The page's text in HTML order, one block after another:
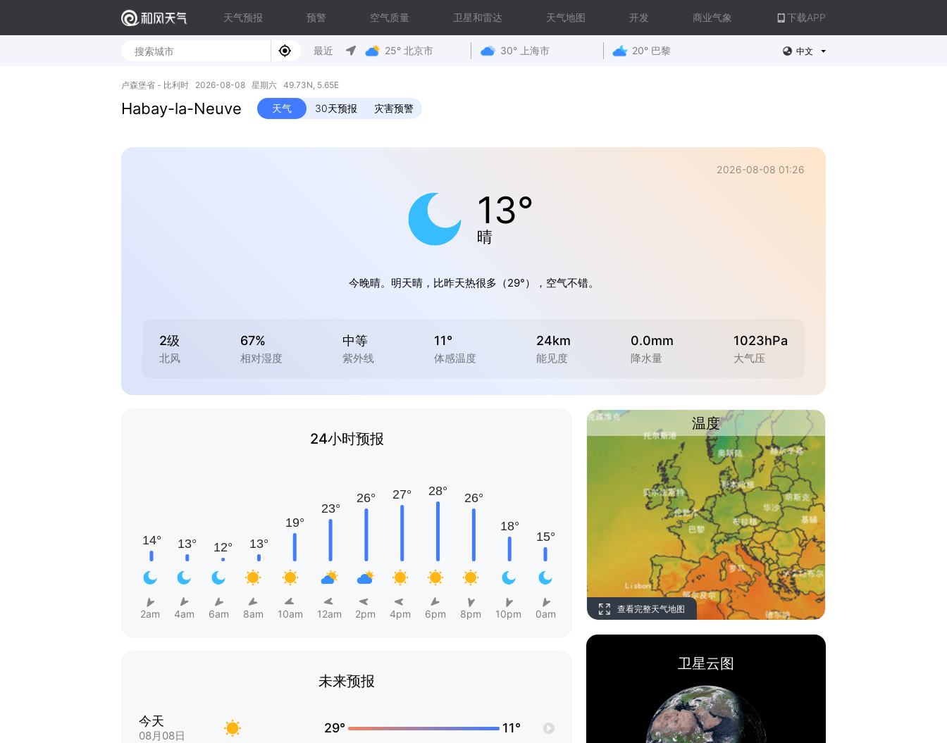
天气预报 预警 空气质量 卫星和雷达 天气地图 开发 商业气象 下载APP
最近 25° 北京市 30° 上海市 20° 巴黎 中文
卢森堡省 - 比利时 2026-08-08 星期六 49.73N, 5.65E
Habay-la-Neuve 天气 30天预报 灾害预警
2026-08-08 01:26
13°
晴
今晚晴。明天晴，比昨天热很多（29°），空气不错。
2级
北风
67%
相对湿度
中等
紫外线
11°
体感温度
24km
能见度
0.0mm
降水量
1023hPa
大气压
24小时预报
2am 4am 6am 8am 10am 12am 2pm 4pm 6pm 8pm 10pm 0am
未来预报
今天
08月08日
29° 11°
温度
查看完整天气地图
卫星云图